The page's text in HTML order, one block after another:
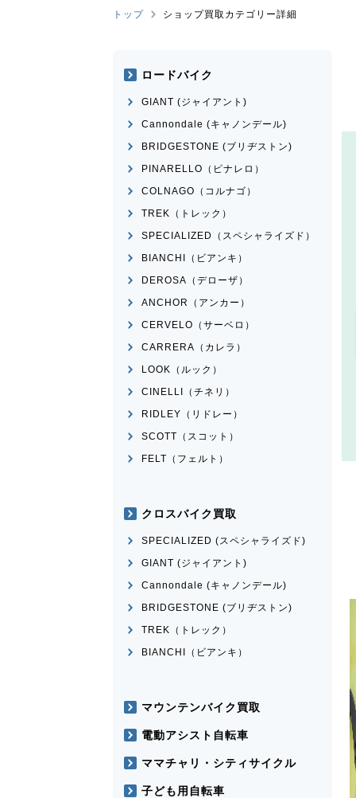
トップ ショップ買取カテゴリー詳細
ロードバイク
GIANT (ジャイアント)
Cannondale (キャノンデール)
BRIDGESTONE (ブリヂストン)
PINARELLO（ピナレロ）
COLNAGO（コルナゴ）
TREK（トレック）
SPECIALIZED（スペシャライズド）
BIANCHI（ビアンキ）
DEROSA（デローザ）
ANCHOR（アンカー）
CERVELO（サーベロ）
CARRERA（カレラ）
LOOK（ルック）
CINELLI（チネリ）
RIDLEY（リドレー）
SCOTT（スコット）
FELT（フェルト）
クロスバイク買取
SPECIALIZED (スペシャライズド)
GIANT (ジャイアント)
Cannondale (キャノンデール)
BRIDGESTONE (ブリヂストン)
TREK（トレック）
BIANCHI（ビアンキ）
マウンテンバイク買取
電動アシスト自転車
ママチャリ・シティサイクル
子ども用自転車